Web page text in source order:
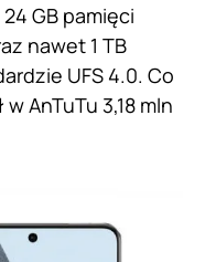
GB pamięci
nawet 1 TB
UFS 4.0. Co
AnTuTu 3,18 mln